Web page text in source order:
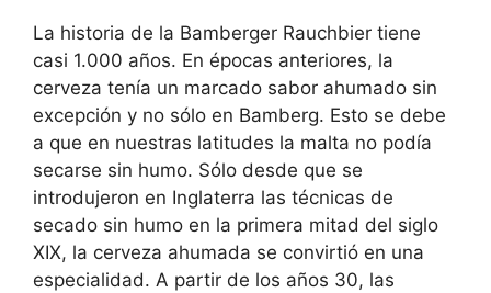
La historia de la Bamberger Rauchbier tiene
casi 1.000 años. En épocas anteriores, la
cerveza tenía un marcado sabor ahumado sin
excepción y no sólo en Bamberg. Esto se debe
a que en nuestras latitudes la malta no podía
secarse sin humo. Sólo desde que se
introdujeron en Inglaterra las técnicas de
secado sin humo en la primera mitad del siglo
XIX, la cerveza ahumada se convirtió en una
especialidad. A partir de los años 30, las